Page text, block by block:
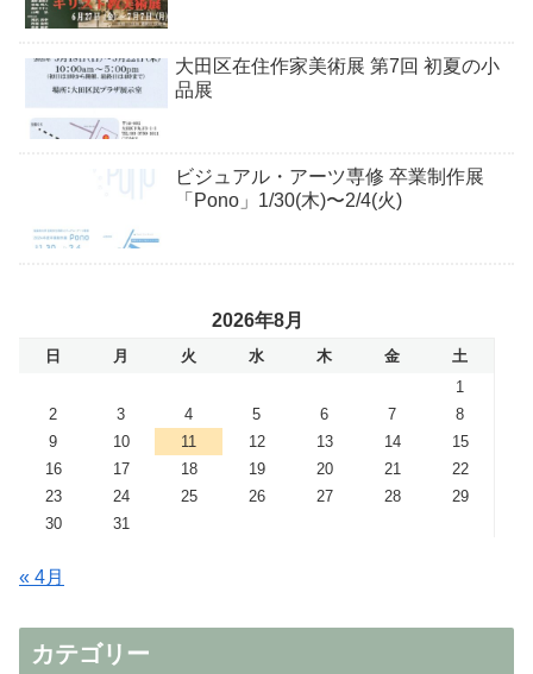
大田区在住作家美術展 第7回 初夏の小
品展
ビジュアル・アーツ専修 卒業制作展
「Pono」1/30(木)〜2/4(火)
2026年8月
日 月 火 水 木 金
土
1
2
3 4 5 6 7
8
9
10 11 12 13 14
15
16
17 18 19 20 21
22
23
24 25 26 27 28
29
30
31
« 4月
カテゴリー